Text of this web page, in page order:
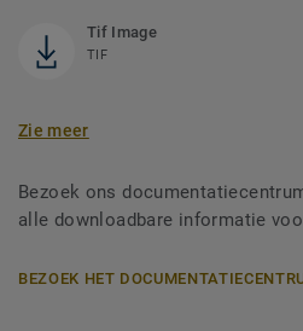
Tif Image
TIF
Zie meer
Bezoek ons
alle downloadbare informatie
BEZOEK HET